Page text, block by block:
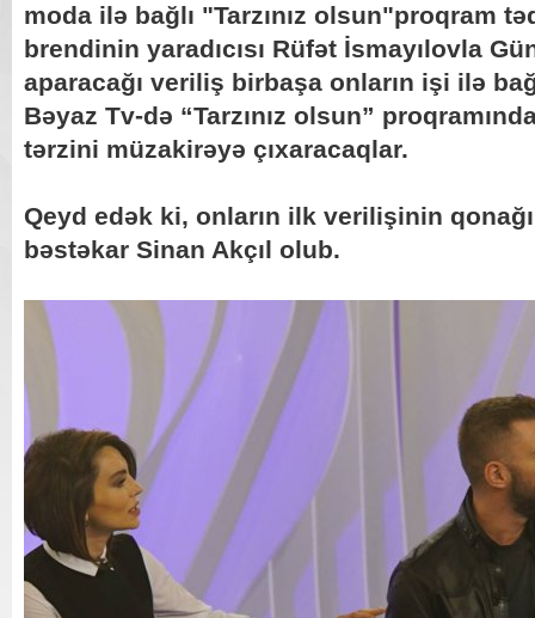
moda ilə bağlı "Tarzınız olsun"proqram
brendinin yaradıcısı Rüfət İsmayılovla
aparacağı veriliş birbaşa onların işi ilə
Bəyaz Tv-də “Tarzınız olsun”
tərzini müzakirəyə çıxaracaqlar.
Qeyd edək ki, onların ilk verilişinin
bəstəkar Sinan Akçıl olub.